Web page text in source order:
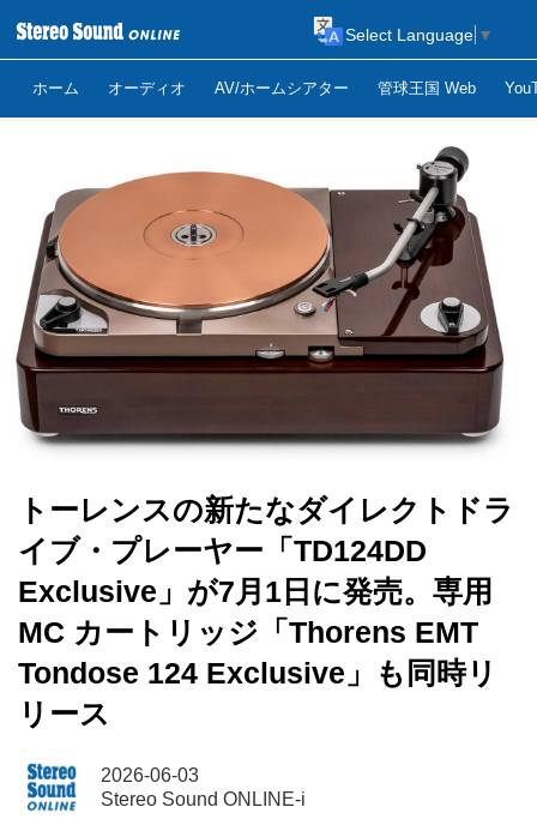
ホーム オーディオ AV/ホームシアター 管球王国 Web
Select Language ▼
トーレンスの新たなダイレクトドラ
イブ・プレーヤー「TD124DD
Exclusive」が7月1日に発売。専用
MC カートリッジ「Thorens EMT
Tondose 124 Exclusive」も同時リ
リース
2026-06-03
Stereo Sound ONLINE-i